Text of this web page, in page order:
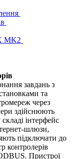
MK2
завдань з
та
через
здійснюють
інтерфейс
шлюзи,
підключати до
контролерів
Пристрої